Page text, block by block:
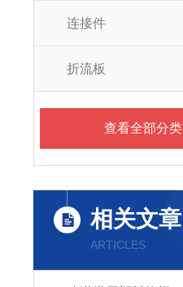
连接件
折流板
查看全部分类
相关文章
ARTICLES